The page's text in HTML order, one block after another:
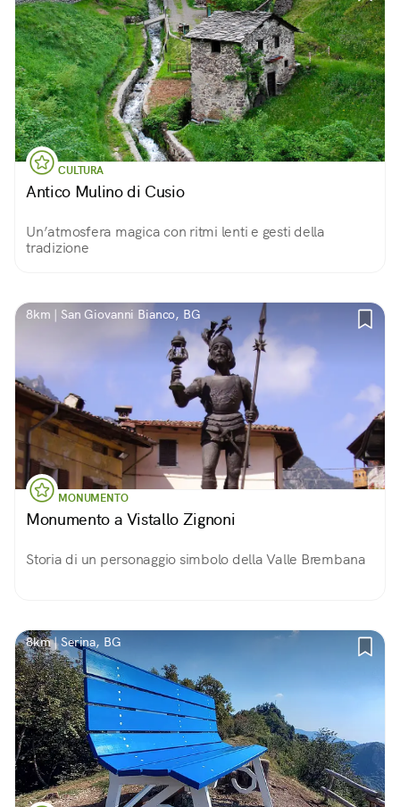
CULTURA
Antico Mulino di Cusio
Un’atmosfera magica con ritmi lenti e gesti della
tradizione
8km | San Giovanni Bianco, BG
MONUMENTO
Monumento a Vistallo Zignoni
Storia di un personaggio simbolo della Valle Brembana
8km | Serina, BG